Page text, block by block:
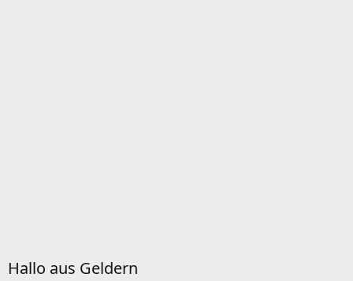
Hallo aus Geldern